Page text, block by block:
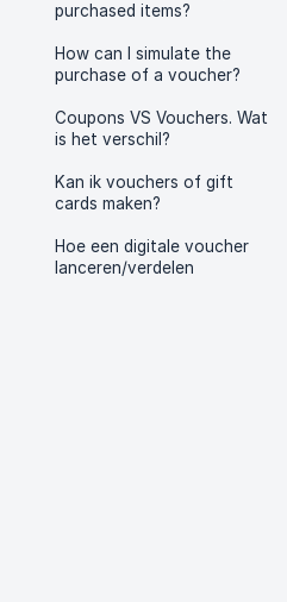
purchased items?
How can I simulate the
purchase of a voucher?
Coupons VS Vouchers. Wat
is het verschil?
Kan ik vouchers of gift
cards maken?
Hoe een digitale voucher
lanceren/verdelen